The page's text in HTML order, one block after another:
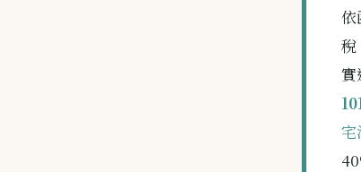
依
稅
實
宅